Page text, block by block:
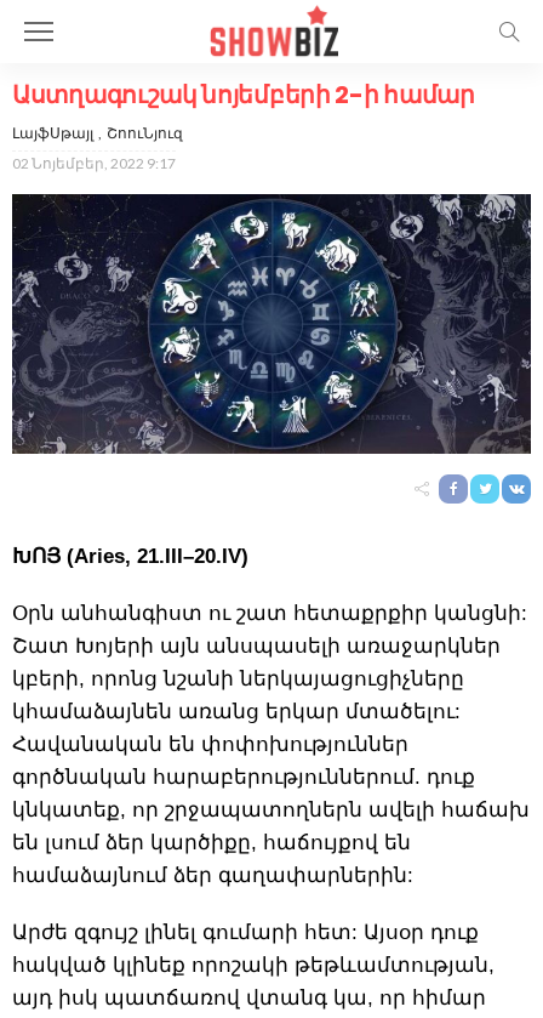
Աստղագուշակ նոյեմբերի 2-ի համար
ԼայֆՍթայլ
ՇոուՆյուզ
02 Նոյեմբեր, 2022 9:17
ԽՈՅ (Aries, 21.III–20.IV)
Օրն անհանգիստ ու շատ հետաքրքիր կանցնի:
Շատ Խոյերի այն անսպասելի առաջարկներ
կբերի, որոնց նշանի ներկայացուցիչները
կհամաձայնեն առանց երկար մտածելու:
Հավանական են փոփոխություններ
գործնական հարաբերություններում. դուք
կնկատեք, որ շրջապատողներն ավելի հաճախ
են լսում ձեր կարծիքը, հաճույքով են
համաձայնում ձեր գաղափարներին:
Արժե զգույշ լինել գումարի հետ: Այսօր դուք
հակված կլինեք որոշակի թեթևամտության,
այդ իսկ պատճառով վտանգ կա, որ հիմար